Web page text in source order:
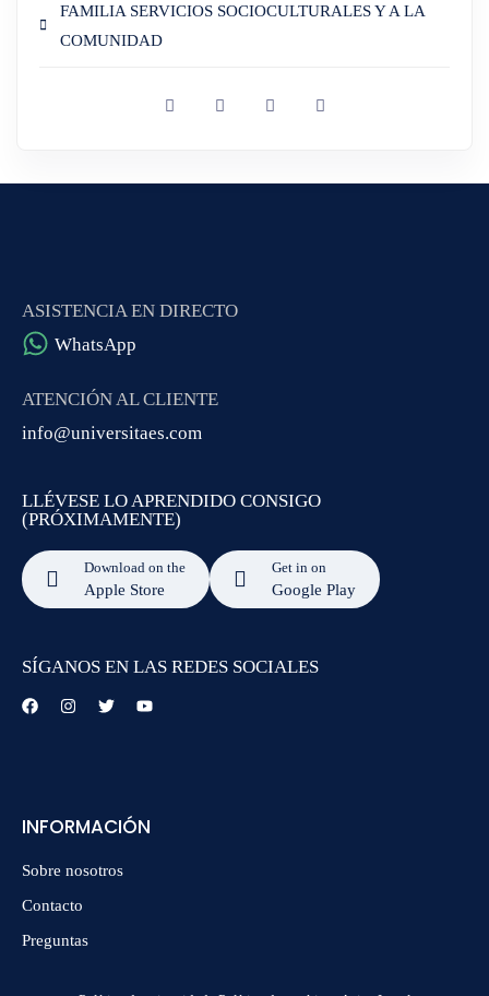
FAMILIA SERVICIOS SOCIOCULTURALES Y A LA
COMUNIDAD
INFORMACIÓN
Sobre nosotros
Contacto
Preguntas
ASISTENCIA EN DIRECTO
WhatsApp
ATENCIÓN AL CLIENTE
info@universitaes.com
LLÉVESE LO APRENDIDO CONSIGO
(PRÓXIMAMENTE)
Download on the
Apple Store
Get in on
Google Play
SÍGANOS EN LAS REDES SOCIALES